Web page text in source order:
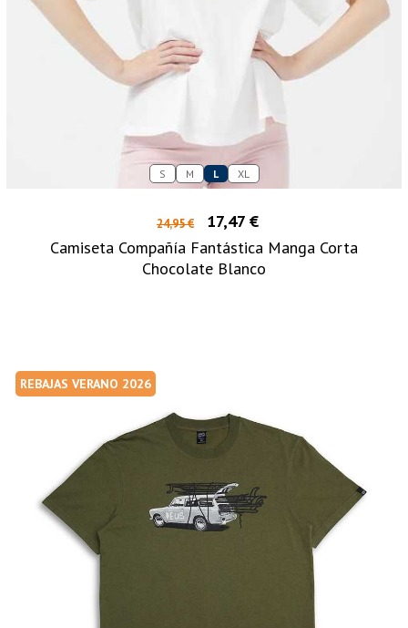
S M L XL
24,95 €
17,47 €
Camiseta Compañía Fantástica Manga Corta
Chocolate Blanco
REBAJAS VERANO 2026